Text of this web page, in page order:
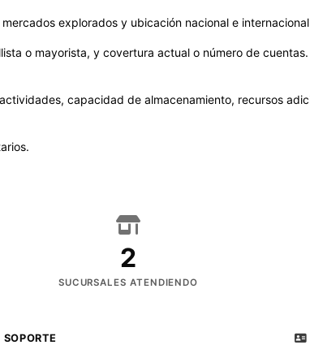
explorados y ubicación nacional e
o mayorista, y covertura actual o número de
capacidad de almacenamiento, recursos
2
SUCURSALES ATENDIENDO
SOPORTE